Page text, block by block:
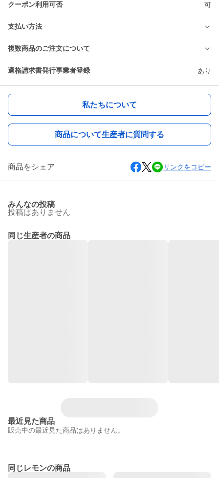
クーポン利用可否 可
支払い方法
複数商品のご注文について
適格請求書発行事業者登録 あり
私たちについて
商品について生産者に質問する
商品をシェア リンクをコピー
みんなの投稿
投稿はありません
同じ生産者の商品
最近見た商品
販売中の最近見た商品はありません。
同じレモンの商品